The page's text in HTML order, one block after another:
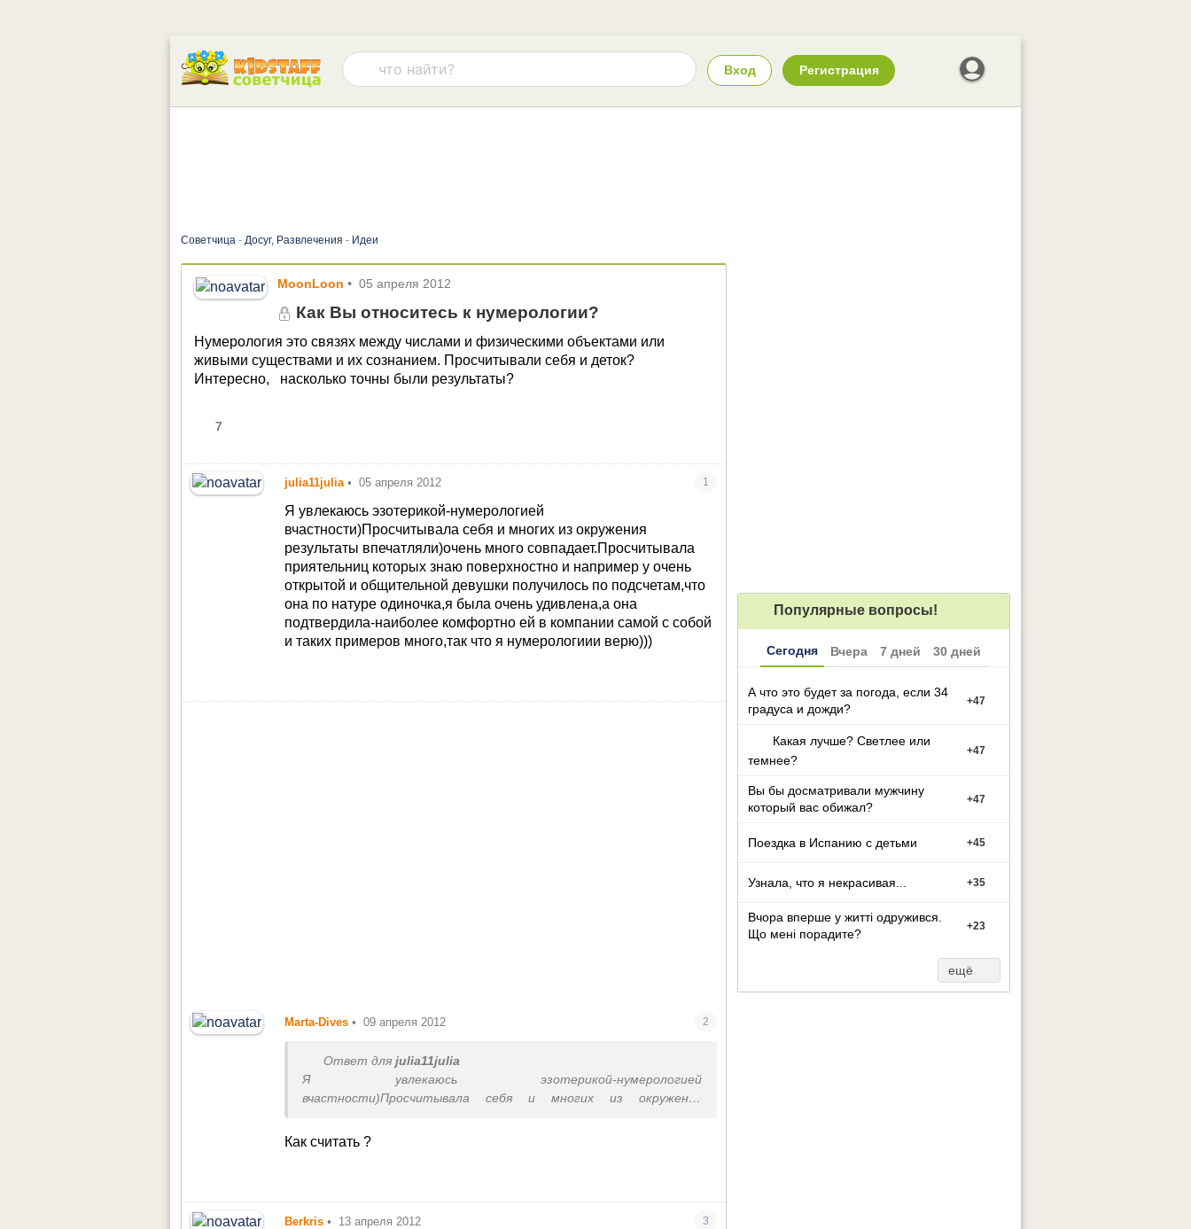
Вход Регистрация
Советчица - Досуг, Развлечения - Идеи
MoonLoon • 05 апреля 2012
Как Вы относитесь к нумерологии?
Нумерология это связях между числами и физическими объектами или
живыми существами и их сознанием. Просчитывали себя и деток?
Интересно, насколько точны были результаты?
7
julia11julia • 05 апреля 2012 1
Я увлекаюсь эзотерикой-нумерологией
вчастности)Просчитывала себя и многих из окружения
результаты впечатляли)очень много совпадает.Просчитывала
приятельниц которых знаю поверхностно и например у очень
открытой и общительной девушки получилось по подсчетам,что
она по натуре одиночка,я была очень удивлена,а она
подтвердила-наиболее комфортно ей в компании самой с собой
и таких примеров много,так что я нумерологиии верю)))
Marta-Dives • 09 апреля 2012 2
Ответ для julia11julia
Я увлекаюсь эзотерикой-нумерологией
вчастности)Просчитывала себя и многих из окружения
приятельниц которых знаю поверхностно и например у очень
Как считать ?
Berkris • 13 апреля 2012 3
Популярные вопросы!
Сегодня Вчера 7 дней 30 дней
А что это будет за погода, если 34
градуса и дожди?
+47
Какая лучше? Светлее или
темнее?
+47
Вы бы досматривали мужчину
который вас обижал?
+47
Поездка в Испанию с детьми +45
Узнала, что я некрасивая... +35
Вчора вперше у житті одружився.
Що мені порадите?
+23
ещё